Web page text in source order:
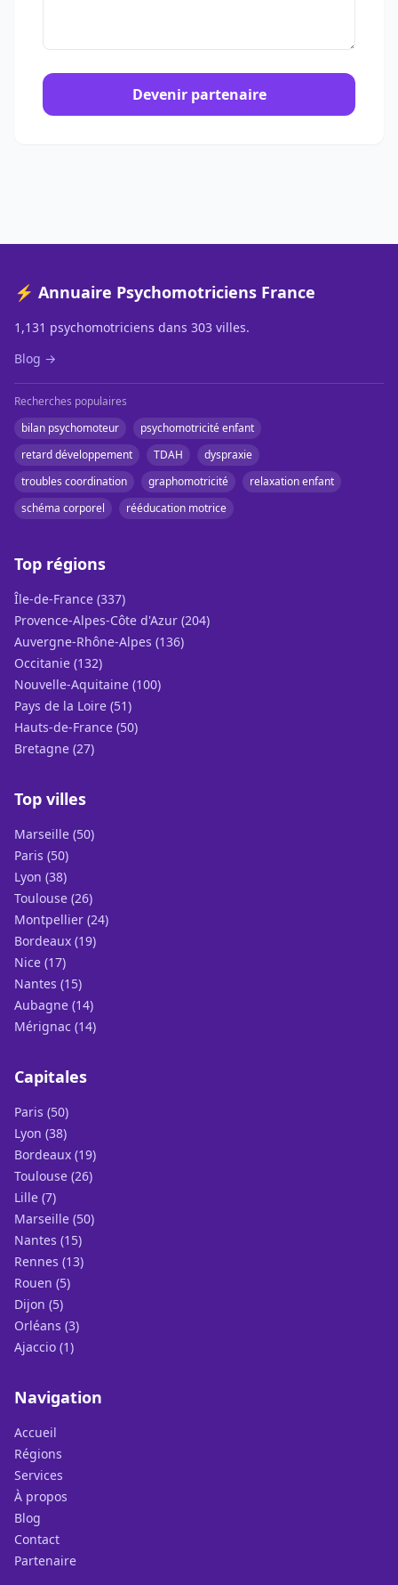
Devenir partenaire
⚡ Annuaire Psychomotriciens France
1,131 psychomotriciens dans 303 villes.
Blog →
Recherches populaires
bilan psychomoteur
psychomotricité enfant
retard développement
TDAH
dyspraxie
troubles coordination
graphomotricité
relaxation enfant
schéma corporel
rééducation motrice
Top régions
Île-de-France (337)
Provence-Alpes-Côte d'Azur (204)
Auvergne-Rhône-Alpes (136)
Occitanie (132)
Nouvelle-Aquitaine (100)
Pays de la Loire (51)
Hauts-de-France (50)
Bretagne (27)
Top villes
Marseille (50)
Paris (50)
Lyon (38)
Toulouse (26)
Montpellier (24)
Bordeaux (19)
Nice (17)
Nantes (15)
Aubagne (14)
Mérignac (14)
Capitales
Paris (50)
Lyon (38)
Bordeaux (19)
Toulouse (26)
Lille (7)
Marseille (50)
Nantes (15)
Rennes (13)
Rouen (5)
Dijon (5)
Orléans (3)
Ajaccio (1)
Navigation
Accueil
Régions
Services
À propos
Blog
Contact
Partenaire